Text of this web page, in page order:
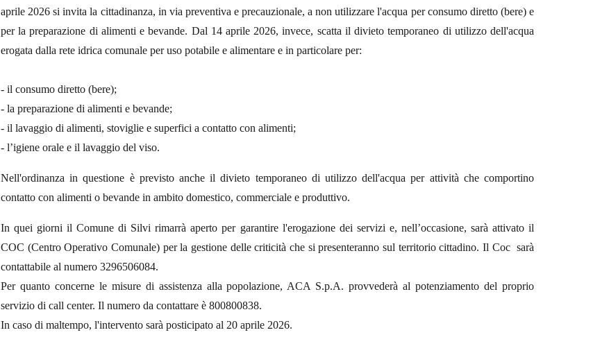
aprile 2026 si invita la cittadinanza, in via preventiva e precauzionale, a non utilizzare l'acqua per consumo diretto (bere) e
per la preparazione di alimenti e bevande. Dal 14 aprile 2026, invece, scatta il divieto temporaneo di utilizzo dell'acqua
erogata dalla rete idrica comunale per uso potabile e alimentare e in particolare per:
- il consumo diretto (bere);
- la preparazione di alimenti e bevande;
- il lavaggio di alimenti, stoviglie e superfici a contatto con alimenti;
- l’igiene orale e il lavaggio del viso.
Nell'ordinanza in questione è previsto anche il divieto temporaneo di utilizzo dell'acqua per attività che comportino
contatto con alimenti o bevande in ambito domestico, commerciale e produttivo.
In quei giorni il Comune di Silvi rimarrà aperto per garantire l'erogazione dei servizi e, nell’occasione, sarà attivato il
COC (Centro Operativo Comunale) per la gestione delle criticità che si presenteranno sul territorio cittadino. Il Coc sarà
contattabile al numero 3296506084.
Per quanto concerne le misure di assistenza alla popolazione, ACA S.p.A. provvederà al potenziamento del proprio
servizio di call center. Il numero da contattare è 800800838.
In caso di maltempo, l'intervento sarà posticipato al 20 aprile 2026.